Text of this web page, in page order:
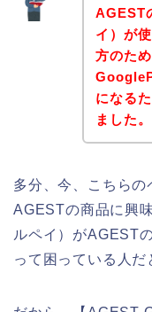
AGEST
イ）が
方のた
になる
ました。
多分、今、こちらの
AGESTの商品に興
ルペイ）がAGEST
って困っている人だ